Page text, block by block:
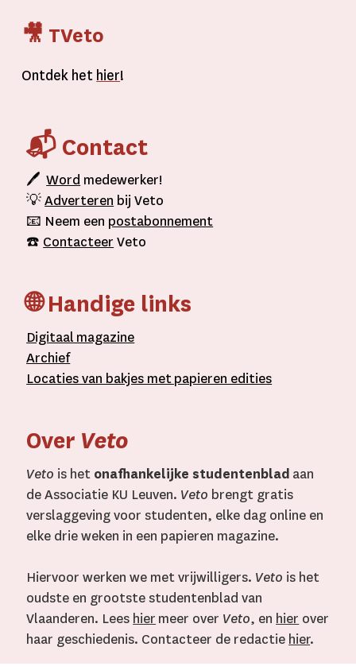
🎥 TVeto
Ontdek het hier!
📬 Contact
🖊Word medewerker!
💡Adverteren bij Veto
📧 Neem een postabonnement
☎️ Contacteer Veto
🌐 Handige links
Digitaal magazine
Archief
Locaties van bakjes metpapieren edities
Over Veto
Veto is het onafhankelijke studentenblad aan
de Associatie KU Leuven. Veto brengt gratis
verslaggeving voor studenten, elke dag online en
elke drie weken in een papieren magazine.
Hiervoor werken we met vrijwilligers. Veto is het
oudste en grootste studentenblad van
Vlaanderen. Lees hier meer over Veto, en hier over
haar geschiedenis. Contacteer de redactie hier.